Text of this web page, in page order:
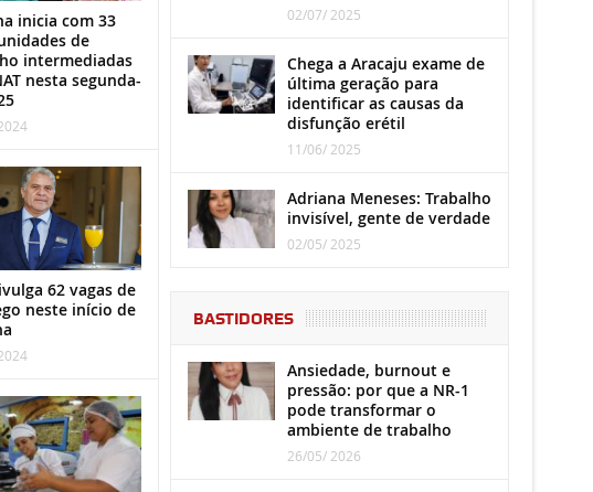
inicia com 33
de
intermediadas
nesta segunda-
62 vagas de
neste início de
02/07/ 2025
Chega a Aracaju exame de
última geração para
identificar as causas da
disfunção erétil
11/06/ 2025
Adriana Meneses: Trabalho
invisível, gente de verdade
02/05/ 2025
BASTIDORES
Ansiedade, burnout e
pressão: por que a NR-1
pode transformar o
ambiente de trabalho
26/05/ 2026